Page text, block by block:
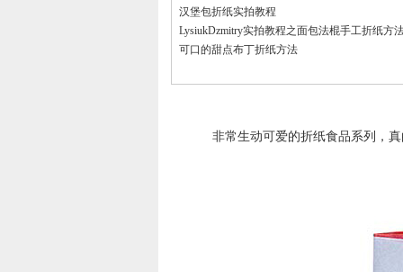
汉堡包折纸实拍教程
LysiukDzmitry实拍教程之面包法棍手工折纸方
可口的甜点布丁折纸方法
非常生动可爱的折纸食品系列，真